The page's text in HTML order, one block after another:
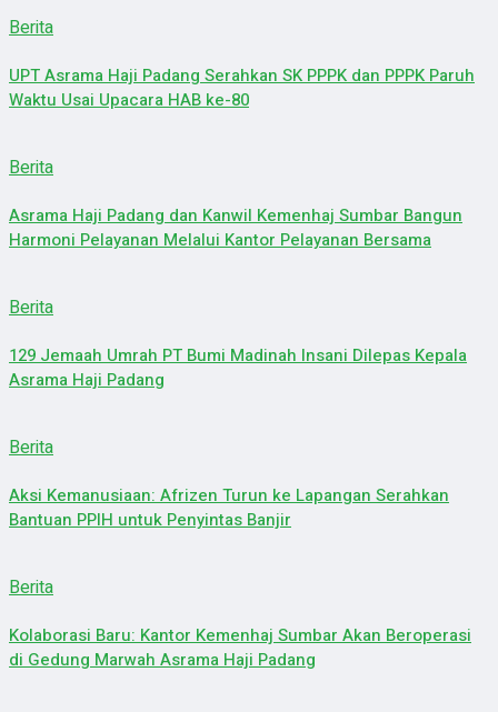
Berita
UPT Asrama Haji Padang Serahkan SK PPPK dan PPPK Paruh
Waktu Usai Upacara HAB ke-80
Berita
Asrama Haji Padang dan Kanwil Kemenhaj Sumbar Bangun
Harmoni Pelayanan Melalui Kantor Pelayanan Bersama
Berita
129 Jemaah Umrah PT Bumi Madinah Insani Dilepas Kepala
Asrama Haji Padang
Berita
Aksi Kemanusiaan: Afrizen Turun ke Lapangan Serahkan
Bantuan PPIH untuk Penyintas Banjir
Berita
Kolaborasi Baru: Kantor Kemenhaj Sumbar Akan Beroperasi
di Gedung Marwah Asrama Haji Padang